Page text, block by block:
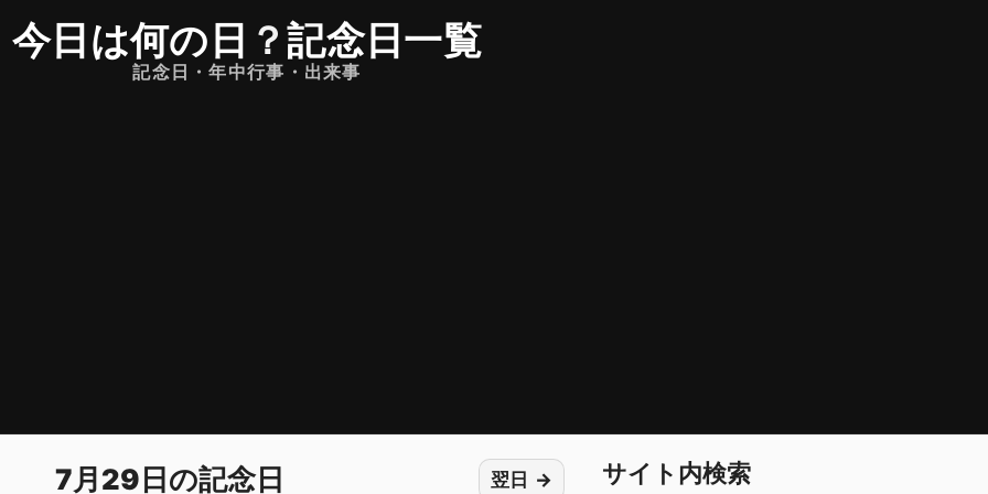
今日は何の日 ？記念日一覧
記念日・年中行事・出来事
7月29日の記念日 翌日 サイト内検索